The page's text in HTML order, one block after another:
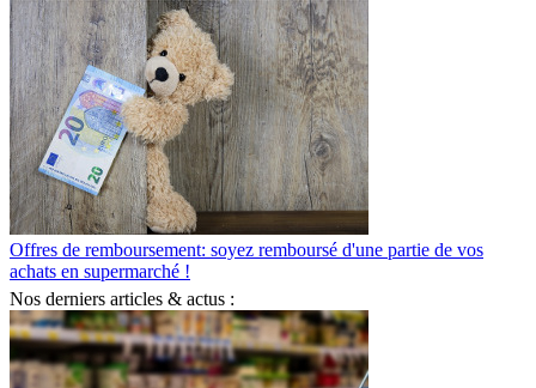
Offres de remboursement: soyez remboursé d'une partie de vos
achats en supermarché !
Nos derniers articles & actus :